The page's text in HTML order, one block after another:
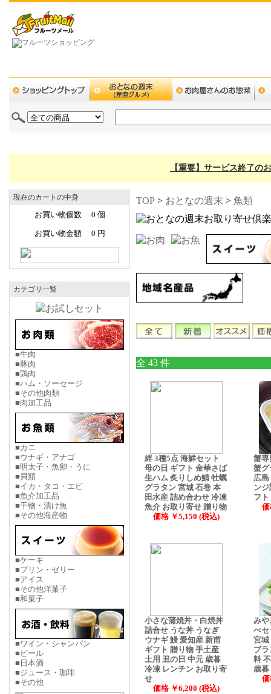
【重要】サービス終了の
現在のカートの中身
お買い物個数 0 個
お買い物金額 0 円
カテゴリ一覧
■牛肉
■豚肉
■鶏肉
■ハム・ソーセージ
■その他肉類
■肉加工品
■カニ
■ウナギ・アナゴ
■明太子・魚卵・うに
■貝類
■イカ・タコ・エビ
■魚介加工品
■干物・漬け魚
■その他海産物
■ケーキ
■プリン・ゼリー
■アイス
■その他洋菓子
■和菓子
■ワイン・シャンパン
■ビール
■日本酒
■ジュース・珈琲
■その他
TOP > おとなの週末 > 魚類
全 43 件
絆 3種5点 海鮮セット
母の日 ギフト 金華さば
生ハム 炙りしめ鯖 牡蠣
グラタン 宮城 石巻 本
田水産 詰め合わせ 冷凍
魚介 お取り寄せ 贈り物
価格 ￥5,150 (税込)
蟹専
蟹グ
広
ン
フ
価
小さな蒲焼丼・白焼丼
詰合せ うな丼 うなぎ
ウナギ 鰻 愛知産 新甫
ギフト 贈り物 手土産
土用 丑の日 中元 歳暮
冷凍 レンチン お取り寄
せ
価格 ￥6,200 (税込)
みや
べセ
宮城
ブ
料
歳
価